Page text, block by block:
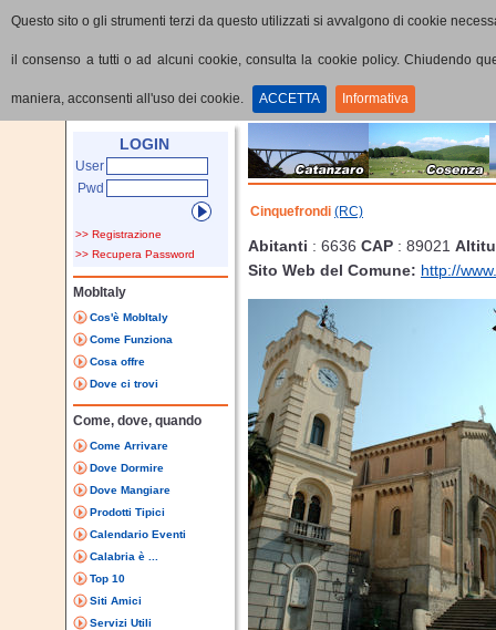
Questo sito o gli strumenti terzi da questo utilizzati si avvalgono di cookie
il consenso a tutti o ad alcuni cookie, consulta la cookie policy. Chiudendo
maniera, acconsenti all'uso dei cookie. ACCETTA Informativa
LOGIN
User
Pwd
>> Registrazione
>> Recupera Password
MobItaly
Cos'è MobItaly
Come Funziona
Cosa offre
Dove ci trovi
Come, dove, quando
Come Arrivare
Dove Dormire
Dove Mangiare
Prodotti Tipici
Calendario Eventi
Calabria è ...
Top 10
Siti Amici
Servizi Utili
Cinquefrondi (RC)
Abitanti : 6636 CAP : 89021
Sito Web del Comune: http://